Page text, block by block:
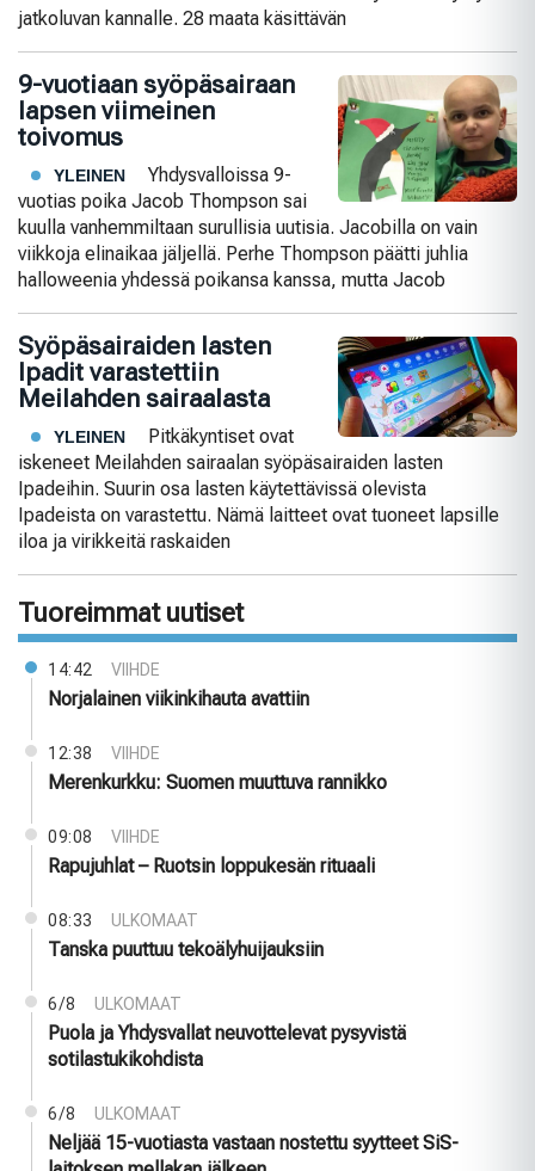
jatkoluvan kannalle. 28 maata käsittävän
9-vuotiaan syöpäsairaan
lapsen viimeinen
toivomus
YLEINEN
Yhdysvalloissa 9-
vuotias poika Jacob Thompson sai
kuulla vanhemmiltaan surullisia uutisia. Jacobilla on vain
viikkoja elinaikaa jäljellä. Perhe Thompson päätti juhlia
halloweenia yhdessä poikansa kanssa, mutta Jacob
Syöpäsairaiden lasten
Ipadit varastettiin
Meilahden sairaalasta
YLEINEN
Pitkäkyntiset ovat
iskeneet Meilahden sairaalan syöpäsairaiden lasten
Ipadeihin. Suurin osa lasten käytettävissä olevista
Ipadeista on varastettu. Nämä laitteet ovat tuoneet lapsille
iloa ja virikkeitä raskaiden
Tuoreimmat uutiset
14:42 VIIHDE
Norjalainen viikinkihauta avattiin
12:38 VIIHDE
Merenkurkku: Suomen muuttuva rannikko
09:08 VIIHDE
Rapujuhlat – Ruotsin loppukesän rituaali
08:33 ULKOMAAT
Tanska puuttuu tekoälyhuijauksiin
6/8 ULKOMAAT
Puola ja Yhdysvallat neuvottelevat pysyvistä
sotilastukikohdista
6/8 ULKOMAAT
Neljää 15-vuotiasta vastaan nostettu syytteet SiS-